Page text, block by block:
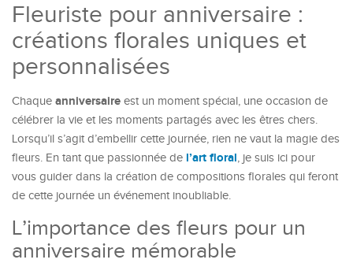
Fleuriste pour anniversaire :
créations florales uniques et
personnalisées
Chaque anniversaire est un moment spécial, une occasion de
célébrer la vie et les moments partagés avec les êtres chers.
Lorsqu’il s’agit d’embellir cette journée, rien ne vaut la magie des
fleurs. En tant que passionnée de l’art floral, je suis ici pour
vous guider dans la création de compositions florales qui feront
de cette journée un événement inoubliable.
L’importance des fleurs pour un
anniversaire mémorable